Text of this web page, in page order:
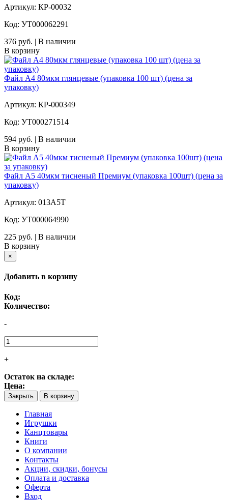
Артикул: КР-00032
Код: УТ000062291
376 руб. | В наличии
В корзину
Файл А4 80мкм глянцевые (упаковка 100 шт) (цена за
упаковку)
Артикул: КР-000349
Код: УТ000271514
594 руб. | В наличии
В корзину
Файл А5 40мкм тисненый Премиум (упаковка 100шт) (цена за
упаковку)
Артикул: 013А5Т
Код: УТ000064990
225 руб. | В наличии
В корзину
×
Добавить в корзину
Код:
Количество:
-
+
Остаток на складе:
Цена:
Закрыть В корзину
Главная
Игрушки
Канцтовары
Книги
О компании
Контакты
Акции, скидки, бонусы
Оплата и доставка
Оферта
Вход